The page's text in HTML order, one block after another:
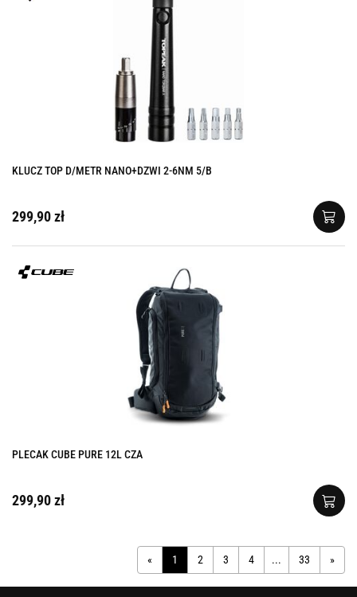
KLUCZ TOP D/METR NANO+DZWI 2-6NM 5/B
299,90 zł
PLECAK CUBE PURE 12L CZA
299,90 zł
« 1 2 3 4 ... 33 »